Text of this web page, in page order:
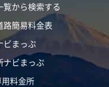
覧から検索する
路簡易料金表
ビまっぷ
ナビまっぷ
用料金所